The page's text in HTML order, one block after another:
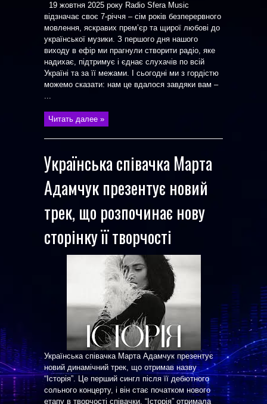
19 жовтня 2025 року Radio Sfera Music
відзначає своє 7-річчя – сім років безперервного
мовлення, яскравих прем’єр та щирої любові до
української музики. З першого дня нашого
виходу в ефір ми прагнули створити радіо, яке
надихає, підтримує і єднає слухачів по всій
Україні та за її межами. І сьогодні ми з гордістю
можемо сказати: нам це вдалося завдяки вам –
...
Читать далее »
Українська співачка Марта
Адамчук презентує новий
трек, що розпочинає нову
сторінку її творчості
Українська співачка Марта Адамчук презентує
новий динамічний трек, що отримав назву
“Історія”. Це перший сингл після її дебютного
сольного концерту, і він стає початком нового
етапу в творчості співачки. “Історія” отримала